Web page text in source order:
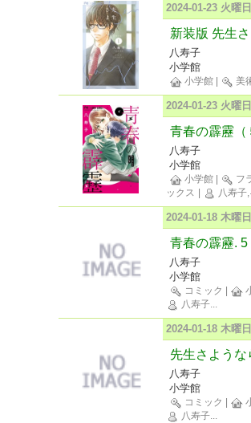
2024-01-23 火曜日
新装版 先生
八寿子
小学館
小学館 美
2024-01-23 火曜日
青春の霹靂（
八寿子
小学館
小学館 フ
ックス
八寿子,
2024-01-18 木曜日
青春の霹靂. 5
八寿子
小学館
コミック
八寿子...
2024-01-18 木曜日
先生さような
八寿子
小学館
コミック
八寿子...